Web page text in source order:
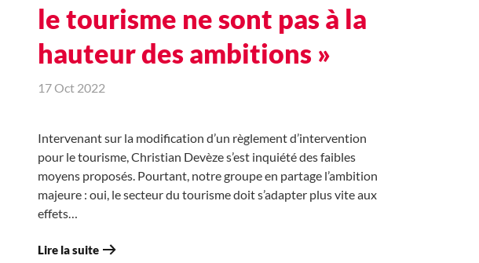
le tourisme ne sont pas à la
hauteur des ambitions »
17 Oct 2022
Intervenant sur la modification d’un règlement d’intervention
pour le tourisme, Christian Devèze s’est inquiété des faibles
moyens proposés. Pourtant, notre groupe en partage l’ambition
majeure : oui, le secteur du tourisme doit s’adapter plus vite aux
effets…
Lire la suite